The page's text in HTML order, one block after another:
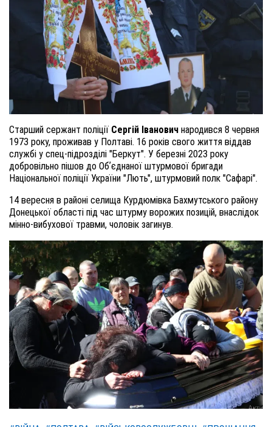
Старший сержант поліції Сергій Іванович народився 8 червня
1973 року, проживав у Полтаві. 16 років свого життя віддав
службі у спец-підрозділі "Беркут". У березні 2023 року
добровільно пішов до Обʼєднаної штурмової бригади
Національної поліції України "Лють", штурмовий полк "Сафарі".
14 вересня в районі селища Курдюмівка Бахмутського району
Донецької області під час штурму ворожих позицій, внаслідок
мінно-вибухової травми, чоловік загинув.